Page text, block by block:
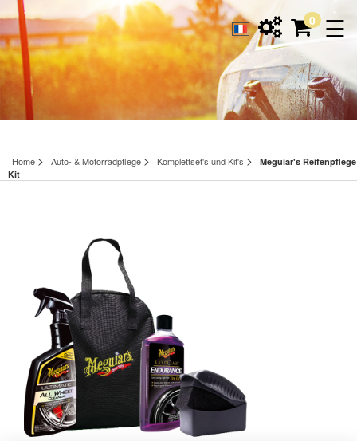
☰
0
Home > Auto- & Motorradpflege > Komplettset's und Kit's >
Meguiar's Reifenpflege
Kit